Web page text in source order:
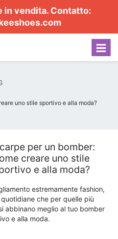
in vendita. Contatto:
uno stile sportivo e alla moda?
per un bomber:
creare uno stile
e alla moda?
estremamente fashion,
che per quelle più
abbinano meglio al tuo bomber
e alla moda.